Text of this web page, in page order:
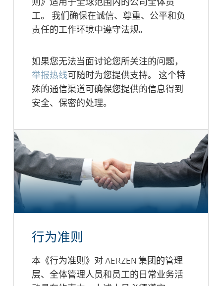
则》适用于全球范围内的公司全体员
工。 我们确保在诚信、尊重、公平和负
责任的工作环境中遵守法规。
如果您无法当面讨论您所关注的问题，
举报热线可随时为您提供支持。 这个特
殊的通信渠道可确保您提供的信息得到
安全、保密的处理。
行为准则
本《行为准则》对 AERZEN 集团的管理
层、全体管理人员和员工的日常业务活